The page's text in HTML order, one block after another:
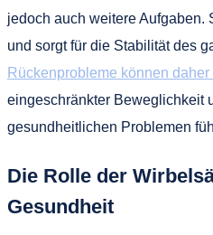
jedoch auch weitere Aufgaben.
und sorgt für die Stabilität des
Rückenprobleme können
eingeschränkter Beweglichkeit
gesundheitlichen Problemen
Die Rolle der
Gesundheit